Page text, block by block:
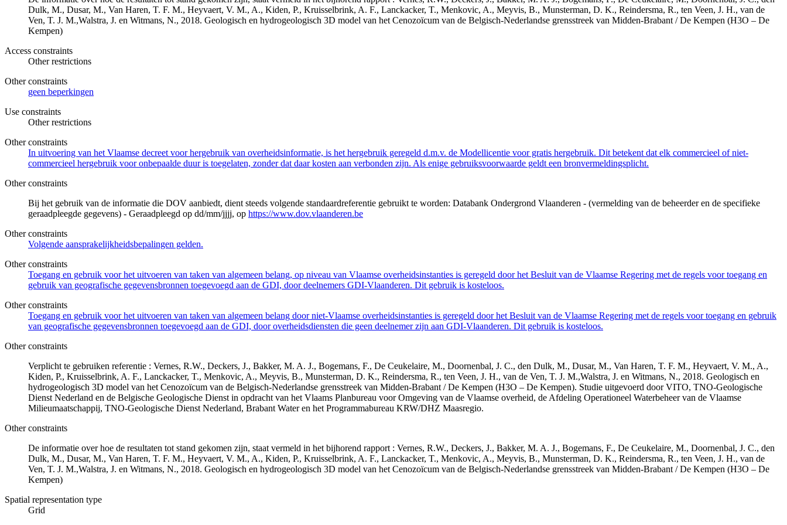
Dulk, M., Dusar, M., Van Haren, T. F. M., Heyvaert, V. M., A., Kiden, P., Kruisselbrink, A. F., Lanckacker, T., Menkovic, A., Meyvis, B., Munsterman, D. K., Reindersma, R., ten Veen, J. H., van de
Ven, T. J. M.,Walstra, J. en Witmans, N., 2018. Geologisch en hydrogeologisch 3D model van het Cenozoïcum van de Belgisch-Nederlandse grensstreek van Midden-Brabant / De Kempen (H3O – De
Kempen)
Access constraints
Other restrictions
Other constraints
geen beperkingen
Use constraints
Other restrictions
Other constraints
In uitvoering van het Vlaamse decreet voor hergebruik van overheidsinformatie, is het hergebruik geregeld d.m.v. de Modellicentie voor gratis hergebruik. Dit betekent dat elk commercieel of niet-
commercieel hergebruik voor onbepaalde duur is toegelaten, zonder dat daar kosten aan verbonden zijn. Als enige gebruiksvoorwaarde geldt een bronvermeldingsplicht.
Other constraints
Bij het gebruik van de informatie die DOV aanbiedt, dient steeds volgende standaardreferentie gebruikt te worden: Databank Ondergrond Vlaanderen - (vermelding van de beheerder en de specifieke
geraadpleegde gegevens) - Geraadpleegd op dd/mm/jjjj, op https://www.dov.vlaanderen.be
Other constraints
Volgende aansprakelijkheidsbepalingen gelden.
Other constraints
Toegang en gebruik voor het uitvoeren van taken van algemeen belang, op niveau van Vlaamse overheidsinstanties is geregeld door het Besluit van de Vlaamse Regering met de regels voor toegang en
gebruik van geografische gegevensbronnen toegevoegd aan de GDI, door deelnemers GDI-Vlaanderen. Dit gebruik is kosteloos.
Other constraints
Toegang en gebruik voor het uitvoeren van taken van algemeen belang door niet-Vlaamse overheidsinstanties is geregeld door het Besluit van de Vlaamse Regering met de regels voor toegang en gebruik
van geografische gegevensbronnen toegevoegd aan de GDI, door overheidsdiensten die geen deelnemer zijn aan GDI-Vlaanderen. Dit gebruik is kosteloos.
Other constraints
Verplicht te gebruiken referentie : Vernes, R.W., Deckers, J., Bakker, M. A. J., Bogemans, F., De Ceukelaire, M., Doornenbal, J. C., den Dulk, M., Dusar, M., Van Haren, T. F. M., Heyvaert, V. M., A.,
Kiden, P., Kruisselbrink, A. F., Lanckacker, T., Menkovic, A., Meyvis, B., Munsterman, D. K., Reindersma, R., ten Veen, J. H., van de Ven, T. J. M.,Walstra, J. en Witmans, N., 2018. Geologisch en
hydrogeologisch 3D model van het Cenozoïcum van de Belgisch-Nederlandse grensstreek van Midden-Brabant / De Kempen (H3O – De Kempen). Studie uitgevoerd door VITO, TNO-Geologische
Dienst Nederland en de Belgische Geologische Dienst in opdracht van het Vlaams Planbureau voor Omgeving van de Vlaamse overheid, de Afdeling Operationeel Waterbeheer van de Vlaamse
Milieumaatschappij, TNO-Geologische Dienst Nederland, Brabant Water en het Programmabureau KRW/DHZ Maasregio.
Other constraints
De informatie over hoe de resultaten tot stand gekomen zijn, staat vermeld in het bijhorend rapport : Vernes, R.W., Deckers, J., Bakker, M. A. J., Bogemans, F., De Ceukelaire, M., Doornenbal, J. C., den
Dulk, M., Dusar, M., Van Haren, T. F. M., Heyvaert, V. M., A., Kiden, P., Kruisselbrink, A. F., Lanckacker, T., Menkovic, A., Meyvis, B., Munsterman, D. K., Reindersma, R., ten Veen, J. H., van de
Ven, T. J. M.,Walstra, J. en Witmans, N., 2018. Geologisch en hydrogeologisch 3D model van het Cenozoïcum van de Belgisch-Nederlandse grensstreek van Midden-Brabant / De Kempen (H3O – De
Kempen)
Spatial representation type
Grid